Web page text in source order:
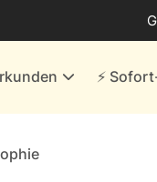
⚡️